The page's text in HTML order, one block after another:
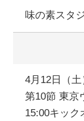
味の素スタ
4月12日（
第10節 東京
15:00キッ